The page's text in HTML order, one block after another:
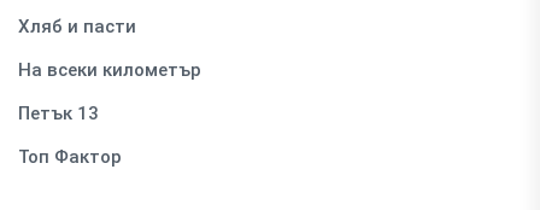
Хляб и пасти
На всеки километър
Петък 13
Топ Фактор